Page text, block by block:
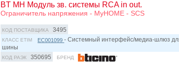
BT MH Модуль зв. системы RCA in out.
Ограничитель напряжения - MyHOME - SCS
КОД ПОСТАВЩИКА 3495
КЛАСС ETIM EC001099- Системный интерфейс/медиа-шлюз
шины
КОД РАЭК 350695 БРЕНД